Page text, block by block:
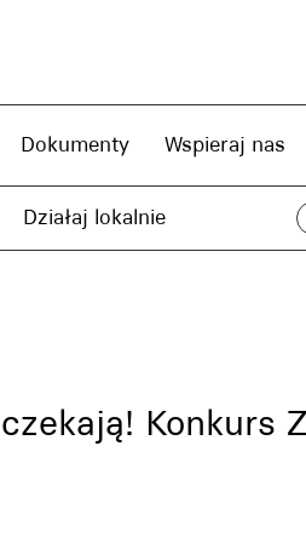
Dokumenty Wspieraj nas
Działaj lokalnie
Konkurs